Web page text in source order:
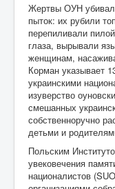
Жертвы ОУН
пыток: их рубили
перепиливали
глаза, вырывали
женщинам,
Корман указывает
украинскими
изуверство
смешанных
собственноручно
детьми и
Польским
увековечения
националистов